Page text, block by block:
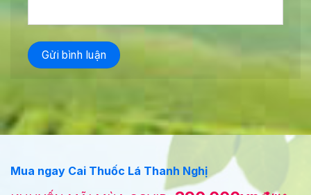
Mua ngay Cai Thuốc Lá Thanh Nghị